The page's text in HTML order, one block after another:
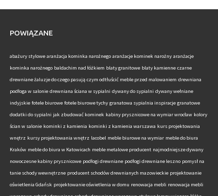
POWIĄZANE
abażury stylowe aranżacja kominka narożnego aranżacje kominek narożny aranżacje
kominka narożnego baldachim nad łóżkiem blaty granitowe blaty kamienne czarne
drewniane żaluzje do czego pasują czym odtłuścić meble przed malowaniem drewniana
podłoga w salonie drewniana ściana w sypialni dywany do sypialni dywany wełniane
indyjskie fotele biurowe fotele biurowe tychy granatowa sypialnia inspiracje granatowe
dodatki do sypialni jak zbudować kominek kabiny prysznicowe na wymiar wrocław kolory
ścian w salonie kominki z kamienia kominki z kamienia warszawa kurs projektowania
wnętrz kursy projektowania wnętrz lacobel meble biurowe na wymiar meble do biura
Kraków meble do biura w Katowicach meble metalowe producent najmodniejsze dywany
nowoczesne kabiny prysznicowe podłogi drewniane podłogi drewniane leszno pomysł na
tanie schody wewnętrzne producent schodów drewnianych mazowieckie projektowanie
oświetlenia Gdańsk projektowanie oświetlenia w domu renowacja mebli renowacja mebli